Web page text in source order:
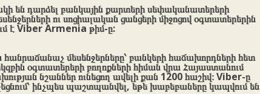
են դարձել բանկային քարտերի սեփականատերերի
ու սոցիալական ցանցերի միջոցով օգտատերերին
է Viber Armenia թիմ-ը:
մեսենջերները՝ բանկերի հաճախորդների հետ
օգտատերերի բողոքների հիման վրա Հայաստանում
նշաններ ունեցող ավելի քան 1200 հաշիվ։ Viber-ը
ինչպես պաշտպանվել, եթե խաբեբաները կապվում են